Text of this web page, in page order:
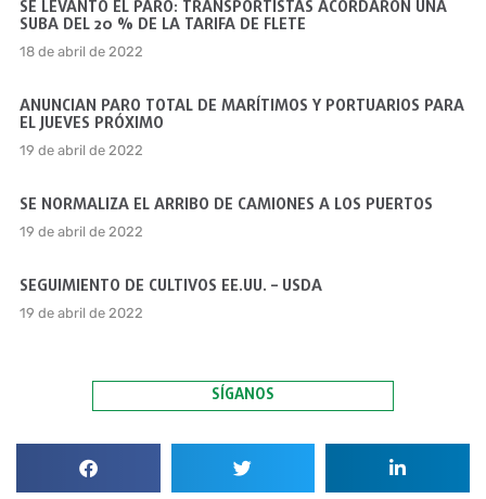
SE LEVANTÓ EL PARO: TRANSPORTISTAS ACORDARON UNA
SUBA DEL 20 % DE LA TARIFA DE FLETE
18 de abril de 2022
ANUNCIAN PARO TOTAL DE MARÍTIMOS Y PORTUARIOS PARA
EL JUEVES PRÓXIMO
19 de abril de 2022
SE NORMALIZA EL ARRIBO DE CAMIONES A LOS PUERTOS
19 de abril de 2022
SEGUIMIENTO DE CULTIVOS EE.UU. – USDA
19 de abril de 2022
SÍGANOS